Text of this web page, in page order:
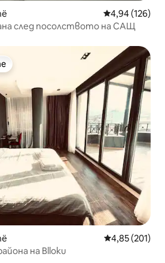
Средна
4,94 (126)
след посолството на САЩ
на гостите
Средна
4,85 (201)
на Blloku